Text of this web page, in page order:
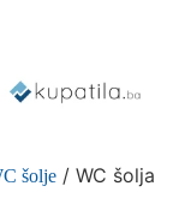
šolje / WC šolja